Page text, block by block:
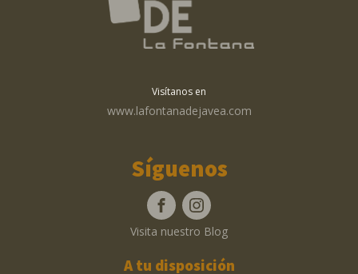
Visítanos en
www.lafontanadejavea.com
Síguenos
Visita nuestro Blog
A tu disposición